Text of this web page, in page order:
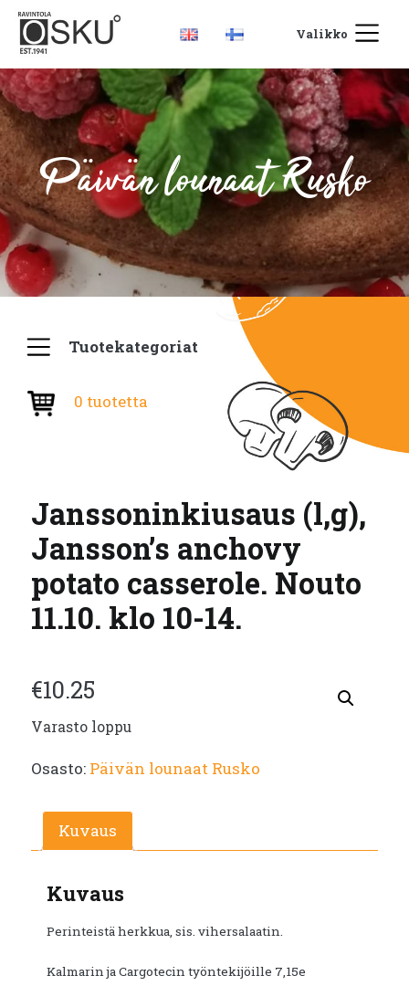
Valikko
Päivän lounaat Rusko
Tuotekategoriat
0 tuotetta
Janssoninkiusaus (l,g),
Jansson’s anchovy
potato casserole. Nouto
11.10. klo 10-14.
€10.25
Varasto loppu
Osasto: Päivän lounaat Rusko
Kuvaus
Kuvaus
Perinteistä herkkua, sis. vihersalaatin.
Kalmarin ja Cargotecin työntekijöille 7,15e